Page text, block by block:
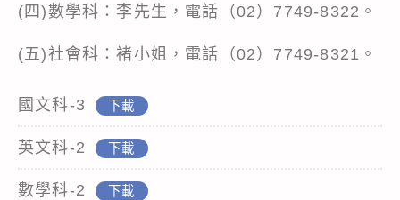
(四)數學科：李先生，電話（02）7749-8322。
(五)社會科：褚小姐，電話（02）7749-8321。
國文科-3 下載
英文科-2 下載
數學科-2 下載